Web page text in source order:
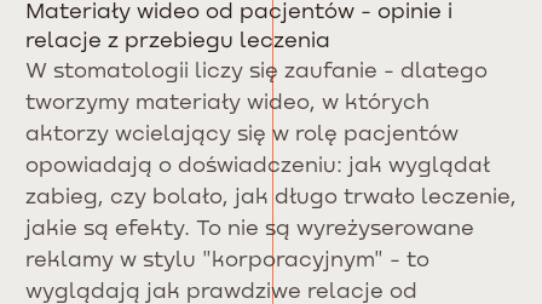
Materiały wideo od pacjentów - opinie i
relacje z przebiegu leczenia
W stomatologii liczy się zaufanie - dlatego
tworzymy materiały wideo, w których
aktorzy wcielający się w rolę pacjentów
opowiadają o doświadczeniu: jak wyglądał
zabieg, czy bolało, jak długo trwało leczenie,
jakie są efekty. To nie są wyreżyserowane
reklamy w stylu "korporacyjnym" - to
wyglądają jak prawdziwe relacje od